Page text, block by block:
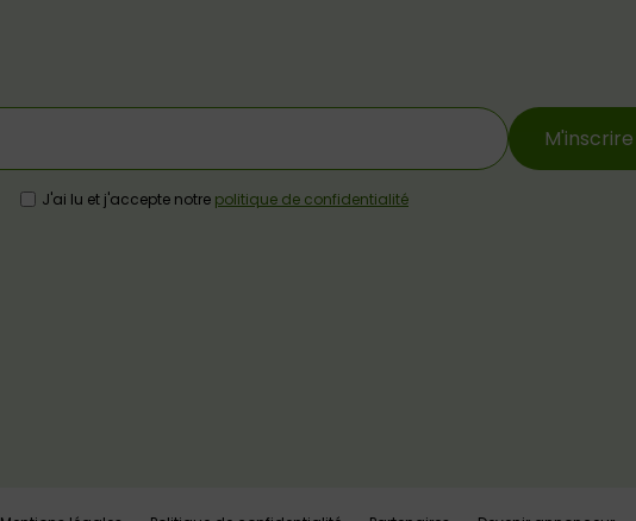
M'inscrire
J'ai lu et j'accepte notre politique de confidentialité